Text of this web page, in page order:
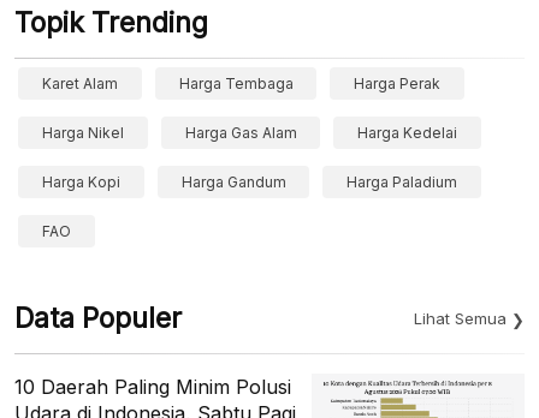
Topik Trending
Karet Alam Harga Tembaga Harga Perak
Harga Nikel Harga Gas Alam Harga Kedelai
Harga Kopi Harga Gandum Harga Paladium
FAO
Data Populer Lihat Semua
10 Daerah Paling Minim Polusi
Udara di Indonesia, Sabtu Pagi